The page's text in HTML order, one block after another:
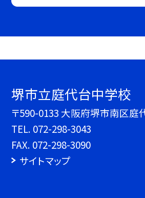
堺市立庭代台中学校
〒590-0133 大阪府堺市南区庭
TEL. 072-298-3043
FAX. 072-298-3090
サイトマップ